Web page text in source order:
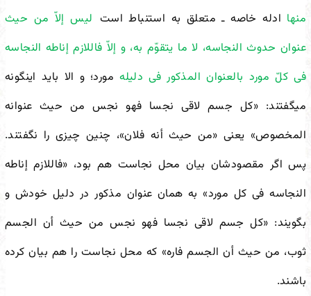
منها ادله خاصه ـ متعلق به استنباط است لیس إلاّ من حیث
عنوان حدوث النجاسه، لا ما یتقوّم به، و إلاّ فاللازم إناطه النجاسه
فی کلّ مورد بالعنوان المذکور فی دلیلهمورد؛ و الا باید اینگونه
میگفتند: «کل جسم لاقی نجسا فهو نجس من حیث عنوانه
المخصوص» یعنی «من حیث أنه فلان»، چنین چیزی را نگفتند.
پس اگر مقصودشان بیان محل نجاست هم بود، «فاللازم إناطه
النجاسه فی کل مورد» به همان عنوان مذکور در دلیل خودش و
بگویند: «کل جسم لاقی نجسا فهو نجس من حیث أن الجسم
ثوب، من حیث أن الجسم فاره» که محل نجاست را هم بیان کرده
باشند.